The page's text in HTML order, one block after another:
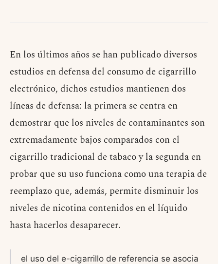
En los últimos años se han publicado diversos
estudios en defensa del consumo de cigarrillo
electrónico, dichos estudios mantienen dos
líneas de defensa: la primera se centra en
demostrar que los niveles de contaminantes son
extremadamente bajos comparados con el
cigarrillo tradicional de tabaco y la segunda en
probar que su uso funciona como una terapia de
reemplazo que, además, permite disminuir los
niveles de nicotina contenidos en el líquido
hasta hacerlos desaparecer.
el uso del e-cigarrillo de referencia se asocia